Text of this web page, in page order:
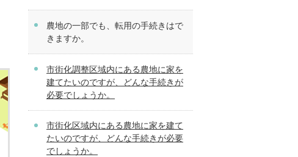
農地の一部でも、転用の手続きはで
きますか。
市街化調整区域内にある農地に家を
建てたいのですが、どんな手続きが
必要でしょうか。
市街化区域内にある農地に家を建て
たいのですが、どんな手続きが必要
でしょうか。